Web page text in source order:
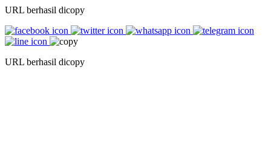
URL berhasil dicopy
URL berhasil dicopy